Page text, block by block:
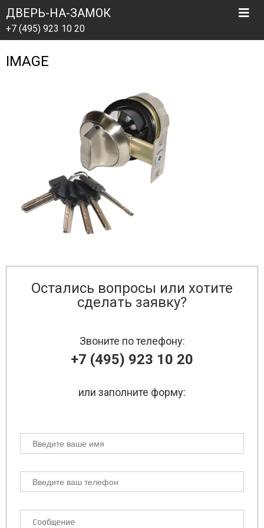
ДВЕРЬ-НА-ЗАМОК
+7 (495) 923 10 20
IMAGE
Остались вопросы или хотите
сделать заявку?
Звоните по телефону:
+7 (495) 923 10 20
или заполните форму: